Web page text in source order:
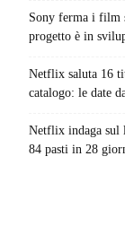
Sony ferma i film
progetto è in
Netflix saluta 16
catalogo: le date
Netflix indaga sul
84 pasti in 28